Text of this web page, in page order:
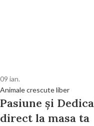
09 ian.
Animale crescute liber
Pasiune și
direct la masa ta